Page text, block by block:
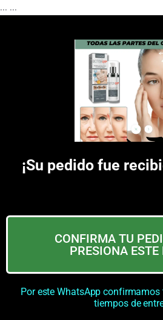
... ...
¡Su pedido fue
CONFIRMA TU
PRESIONA ESTE
Por este WhatsApp
tiempos de